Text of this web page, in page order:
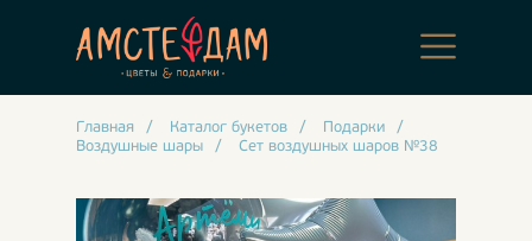
Главная / Каталог букетов / Подарки
/
Воздушные шары
/ Сет воздушных шаров №38